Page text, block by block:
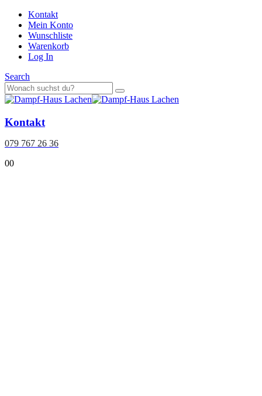
Kontakt
Mein Konto
Wunschliste
Warenkorb
Log In
Search
Kontakt
079 767 26 36
00